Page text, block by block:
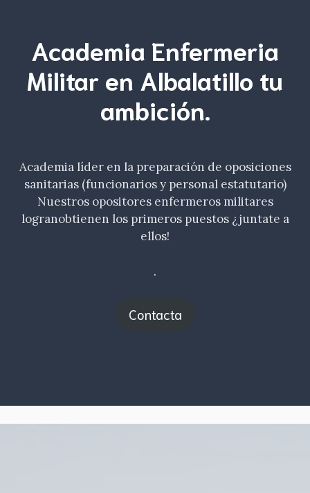
Academia Enfermeria
Militar en Albalatillo tu
ambición.
Academia líder en la preparación de oposiciones
sanitarias (funcionarios y personal estatutario)
Nuestros opositores enfermeros militares
logranobtienen los primeros puestos ¿juntate a
ellos!
.
Contacta